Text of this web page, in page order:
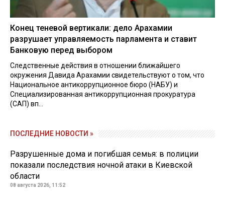
Конец теневой вертикали: дело Арахамии
разрушает управляемость парламента и ставит
Банковую перед выбором
Следственные действия в отношении ближайшего
окружения Давида Арахамии свидетельствуют о том, что
Национальное антикоррупционное бюро (НАБУ) и
Специализированная антикоррупционная прокуратура
(САП) вп...
ПОСЛЕДНИЕ НОВОСТИ »
Разрушенные дома и погибшая семья: в полиции
показали последствия ночной атаки в Киевской
области
08 августа 2026, 11:52